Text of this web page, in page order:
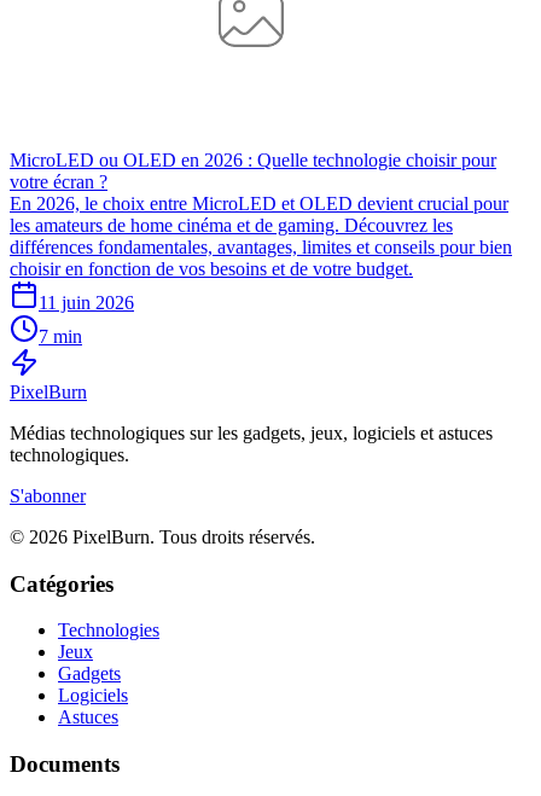
MicroLED ou OLED en 2026 : Quelle technologie choisir pour
votre écran ?
En 2026, le choix entre MicroLED et OLED devient crucial pour
les amateurs de home cinéma et de gaming. Découvrez les
différences fondamentales, avantages, limites et conseils pour bien
choisir en fonction de vos besoins et de votre budget.
11 juin 2026
7 min
PixelBurn
Médias technologiques sur les gadgets, jeux, logiciels et astuces
technologiques.
S'abonner
© 2026 PixelBurn. Tous droits réservés.
Catégories
Technologies
Jeux
Gadgets
Logiciels
Astuces
Documents